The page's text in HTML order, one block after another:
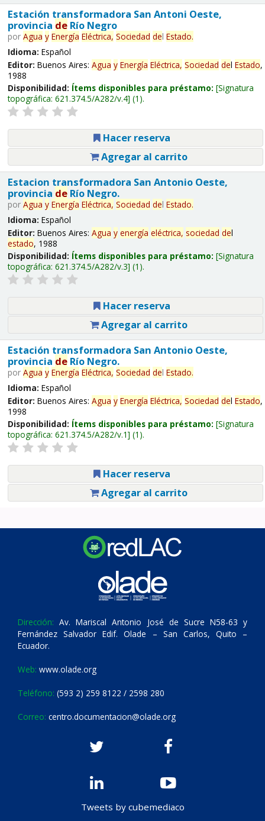
Estación transformadora San Antoni Oeste,
provincia deRío Negro
por Agua y Energía Eléctrica, Sociedad del Estado.
Idioma: Español
Editor: Buenos Aires: Agua y Energía Eléctrica, Sociedad del Estado,
1988
Disponibilidad: Ítems disponibles para préstamo: Signatura
topográfica: 621.374.5/A282/v.4 (1).
Hacer reserva
Agregar al carrito
Estacion transformadora San Antonio Oeste,
provincia deRío Negro.
por Agua y Energía Eléctrica, Sociedad del Estado.
Idioma: Español
Editor: Buenos Aires: Agua y energía eléctrica, sociedad del
estado, 1988
Disponibilidad: Ítems disponibles para préstamo: Signatura
topográfica: 621.374.5/A282/v.3 (1).
Hacer reserva
Agregar al carrito
Estación transformadora San Antonio Oeste,
provincia deRío Negro.
por Agua y Energía Eléctrica, Sociedad del Estado.
Idioma: Español
Editor: Buenos Aires: Agua y Energía Eléctrica, Sociedad del Estado,
1998
Disponibilidad: Ítems disponibles para préstamo: Signatura
topográfica: 621.374.5/A282/v.1 (1).
Hacer reserva
Agregar al carrito
Dirección: Av. Mariscal Antonio José de Sucre N58-63 y
Fernández Salvador Edif. Olade – San Carlos, Quito –
Ecuador.
Web: www.olade.org
Teléfono: (593 2) 259 8122 / 2598 280
Correo: centro.documentacion@olade.org
Tweets by cubemediaco